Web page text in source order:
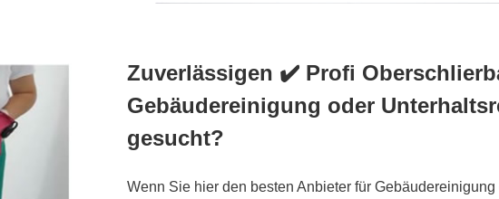
Zuverlässigen ✔️ Profi
Gebäudereinigung oder
gesucht?
Wenn Sie hier den besten Anbieter für